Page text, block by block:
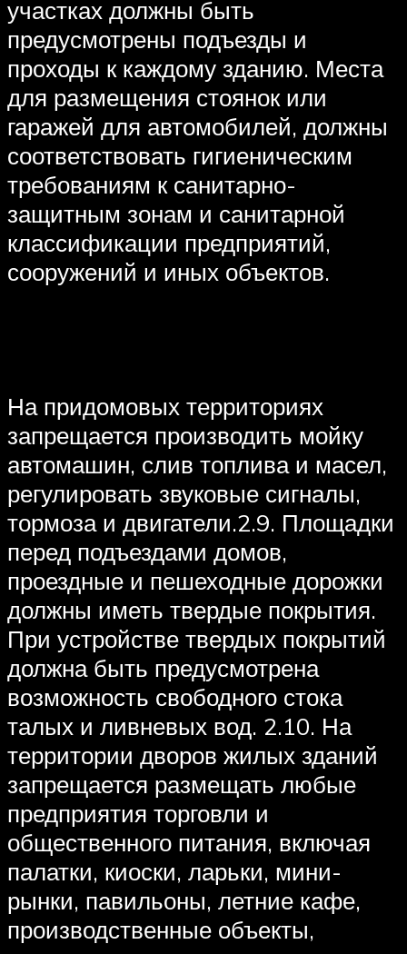
участках должны быть
предусмотрены подъезды и
проходы к каждому зданию. Места
для размещения стоянок или
гаражей для автомобилей, должны
соответствовать гигиеническим
требованиям к санитарно-
защитным зонам и санитарной
классификации предприятий,
сооружений и иных объектов.
На придомовых территориях
запрещается производить мойку
автомашин, слив топлива и масел,
регулировать звуковые сигналы,
тормоза и двигатели.2.9. Площадки
перед подъездами домов,
проездные и пешеходные дорожки
должны иметь твердые покрытия.
При устройстве твердых покрытий
должна быть предусмотрена
возможность свободного стока
талых и ливневых вод. 2.10. На
территории дворов жилых зданий
запрещается размещать любые
предприятия торговли и
общественного питания, включая
палатки, киоски, ларьки, мини-
рынки, павильоны, летние кафе,
производственные объекты,